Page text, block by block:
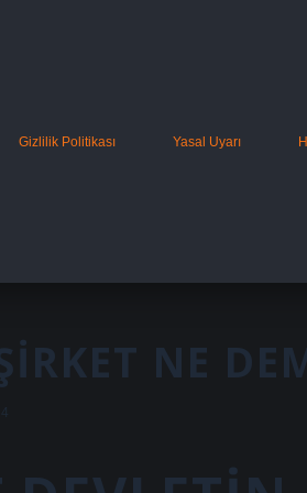
Gizlilik Politikası Yasal Uyarı
NE